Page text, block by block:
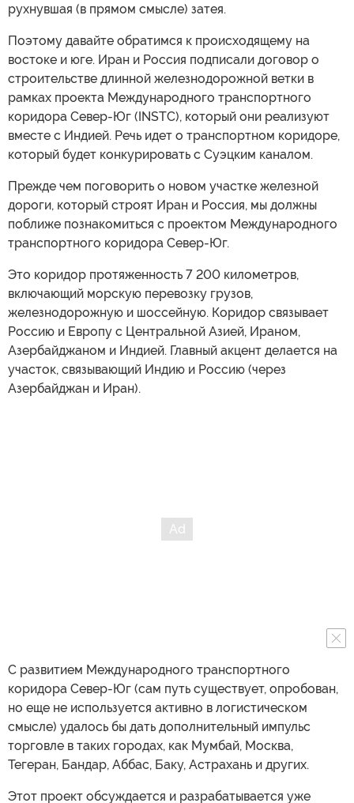
рухнувшая (в прямом смысле) затея.
Поэтому давайте обратимся к происходящему на
востоке и юге. Иран и Россия подписали договор о
строительстве длинной железнодорожной ветки в
рамках проекта Международного транспортного
коридора Север-Юг (INSTC), который они реализуют
вместе с Индией. Речь идет о транспортном коридоре,
который будет конкурировать с Суэцким каналом.
Прежде чем поговорить о новом участке железной
дороги, который строят Иран и Россия, мы должны
поближе познакомиться с проектом Международного
транспортного коридора Север-Юг.
Это коридор протяженность 7 200 километров,
включающий морскую перевозку грузов,
железнодорожную и шоссейную. Коридор связывает
Россию и Европу с Центральной Азией, Ираном,
Азербайджаном и Индией. Главный акцент делается на
участок, связывающий Индию и Россию (через
Азербайджан и Иран).
С развитием Международного транспортного
коридора Север-Юг (сам путь существует, опробован,
но еще не используется активно в логистическом
смысле) удалось бы дать дополнительный импульс
торговле в таких городах, как Мумбай, Москва,
Тегеран, Бандар, Аббас, Баку, Астрахань и других.
Этот проект обсуждается и разрабатывается уже